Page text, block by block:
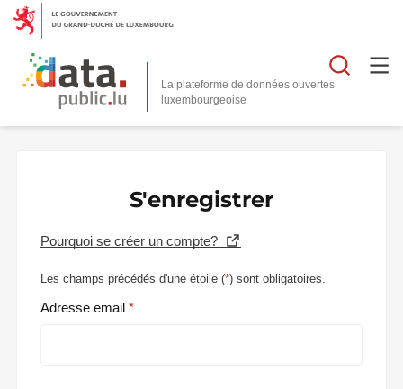
La plateforme de données ouvertes
S'enregistrer
Pourquoi se créer un compte?
Les champs précédés d'une étoile (*) sont obligatoires.
Adresse email